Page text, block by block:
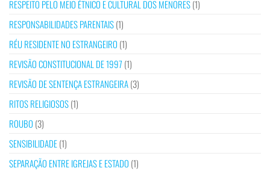
RESPEITO PELO MEIO ÉTNICO E CULTURAL DOS MENORES(1)
RESPONSABILIDADES PARENTAIS(1)
RÉU RESIDENTE NO ESTRANGEIRO (1)
REVISÃO CONSTITUCIONAL DE 1997 (1)
REVISÃO DE SENTENÇA ESTRANGEIRA(3)
RITOS RELIGIOSOS(1)
ROUBO (3)
SENSIBILIDADE(1)
SEPARAÇÃO ENTRE IGREJAS E ESTADO (1)